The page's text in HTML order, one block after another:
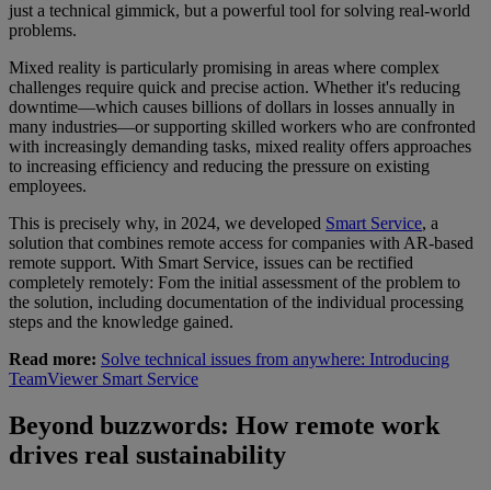
just a technical gimmick, but a powerful tool for solving real-world
problems.
Mixed reality is particularly promising in areas where complex
challenges require quick and precise action. Whether it's reducing
downtime—which causes billions of dollars in losses annually in
many industries—or supporting skilled workers who are confronted
with increasingly demanding tasks, mixed reality offers approaches
to increasing efficiency and reducing the pressure on existing
employees.
This is precisely why, in 2024, we developed Smart Service, a
solution that combines remote access for companies with AR-based
remote support. With Smart Service, issues can be rectified
completely remotely: Fom the initial assessment of the problem to
the solution, including documentation of the individual processing
steps and the knowledge gained.
Read more: Solve technical issues from anywhere: Introducing
TeamViewer Smart Service
Beyond buzzwords: How remote work
drives real sustainability